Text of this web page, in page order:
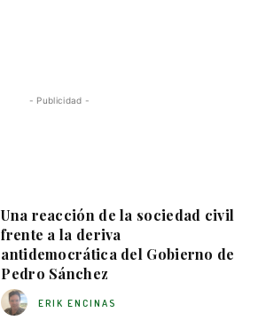
- Publicidad -
Una reacción de la sociedad civil
frente a la deriva
antidemocrática del Gobierno de
Pedro Sánchez
ERIK ENCINAS